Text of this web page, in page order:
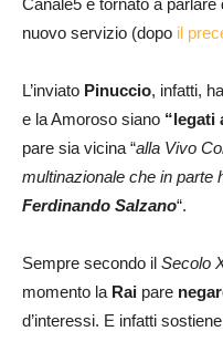
nuovo servizio (dopo il
L’inviato Pinuccio, infatti,
e la Amoroso siano “legati
pare sia vicina “alla Vivo
multinazionale che in parte
Ferdinando Salzano“.
Sempre secondo il Secolo
momento la Rai pare
d’interessi. E infatti